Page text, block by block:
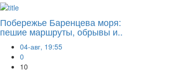
Побережье Баренцева моря:
пешие маршруты, обрывы и..
04-авг, 19:55
0
10